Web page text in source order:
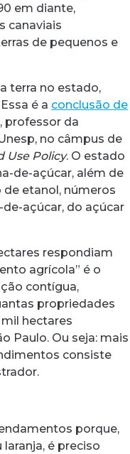
em diante,
canaviais
de pequenos e
terra no estado,
é a conclusão de
professor da
no câmpus de
Use Policy. O estado
de-açúcar, além de
de etanol, números
açúcar, do açúcar
respondiam
agrícola” é o
contígua,
propriedades
hectares
Paulo. Ou seja: mais
consiste
porque,
é preciso